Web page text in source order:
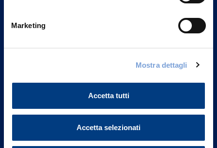
Marketing
Mostra dettagli
Accetta tutti
Accetta selezionati
Vittoria Assicurazioni S.p.A.
Part. IVA 01329510158